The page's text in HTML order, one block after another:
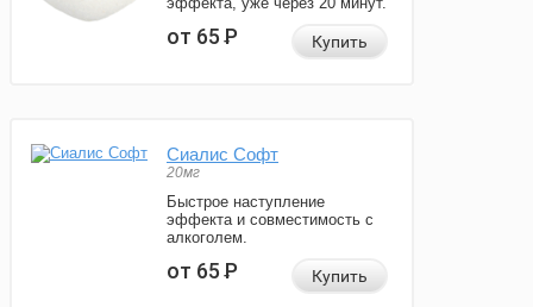
от 65Р Купить
Сиалис Софт
20мг
Быстрое наступление
эффекта и совместимость с
алкоголем.
от 65Р Купить